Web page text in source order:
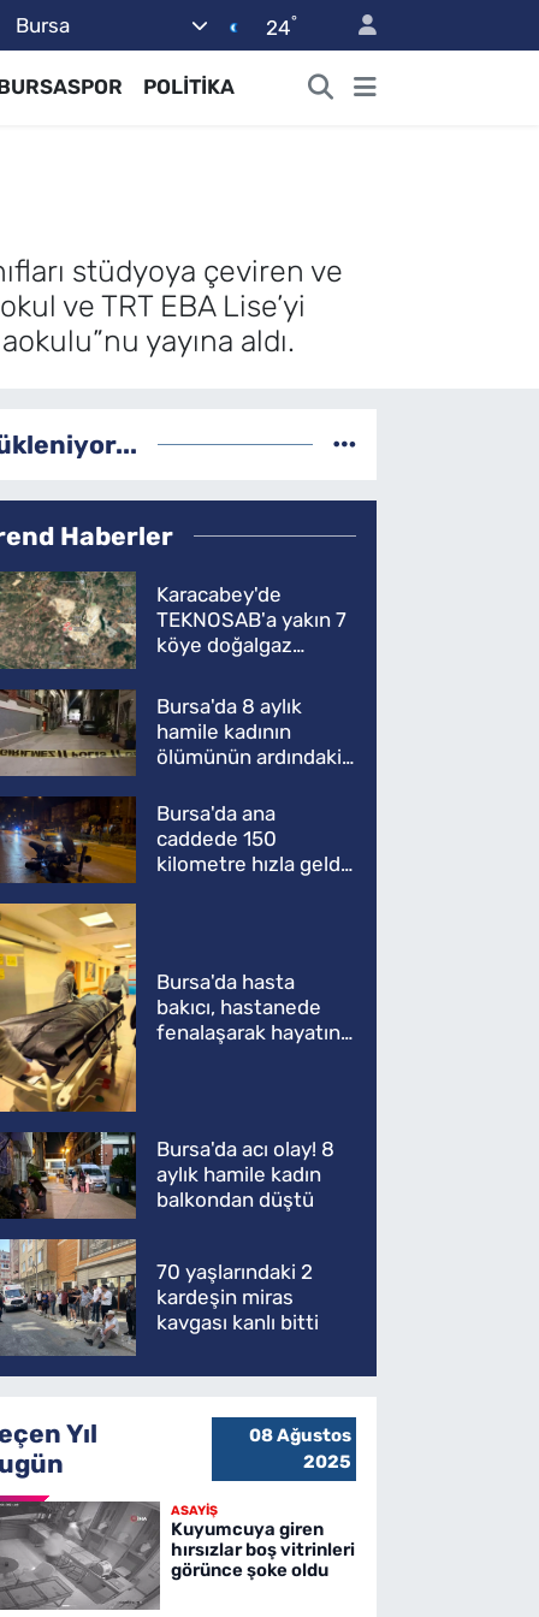
Bursa 24°
POLİTİKA
stüdyoya çeviren ve
ve TRT EBA Lise’yi
yayına aldı.
Haberler
Karacabey'de
TEKNOSAB'a yakın 7
köye doğalgaz
Bursa'da 8 aylık
hamile kadının
ölümünün ardındaki
Bursa'da ana
caddede 150
kilometre hızla geldi,
Bursa'da hasta
bakıcı, hastanede
fenalaşarak hayatını
Bursa'da acı olay! 8
aylık hamile kadın
balkondan düştü
70 yaşlarındaki 2
kardeşin miras
kavgası kanlı bitti
Yıl
08 Ağustos
2025
ASAYİŞ
Kuyumcuya giren
hırsızlar boş vitrinleri
görünce şoke oldu